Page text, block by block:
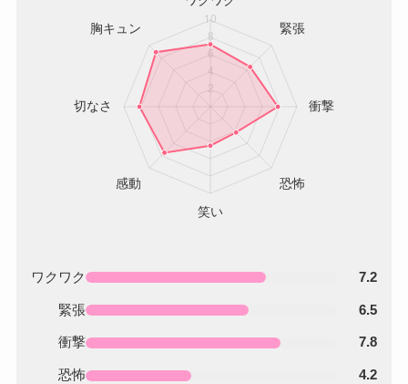
ワクワク 7.2
緊張 6.5
衝撃 7.8
恐怖 4.2